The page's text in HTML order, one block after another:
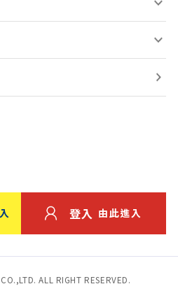
登入 由此進入
ALL RIGHT RESERVED.